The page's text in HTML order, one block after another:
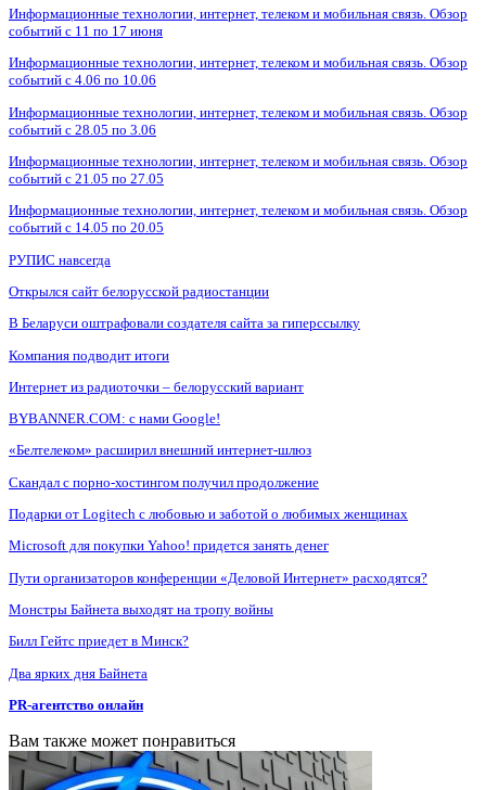
Информационные технологии, интернет, телеком и мобильная связь. Обзор
событий с 11 по 17 июня
Информационные технологии, интернет, телеком и мобильная связь. Обзор
событий с 4.06 по 10.06
Информационные технологии, интернет, телеком и мобильная связь. Обзор
событий с 28.05 по 3.06
Информационные технологии, интернет, телеком и мобильная связь. Обзор
событий с 21.05 по 27.05
Информационные технологии, интернет, телеком и мобильная связь. Обзор
событий с 14.05 по 20.05
РУПИС навсегда
Открылся сайт белорусской радиостанции
В Беларуси оштрафовали создателя сайта за гиперссылку
Компания подводит итоги
Интернет из радиоточки – белорусский вариант
BYBANNER.COM: c нами Google!
«Белтелеком» расширил внешний интернет-шлюз
Скандал с порно-хостингом получил продолжение
Подарки от Logitech с любовью и заботой о любимых женщинах
Microsoft для покупки Yahoo! придется занять денег
Пути организаторов конференции «Деловой Интернет» расходятся?
Монстры Байнета выходят на тропу войны
Билл Гейтс приедет в Минск?
Два ярких дня Байнета
PR-агентство онлайн
Вам также может понравиться